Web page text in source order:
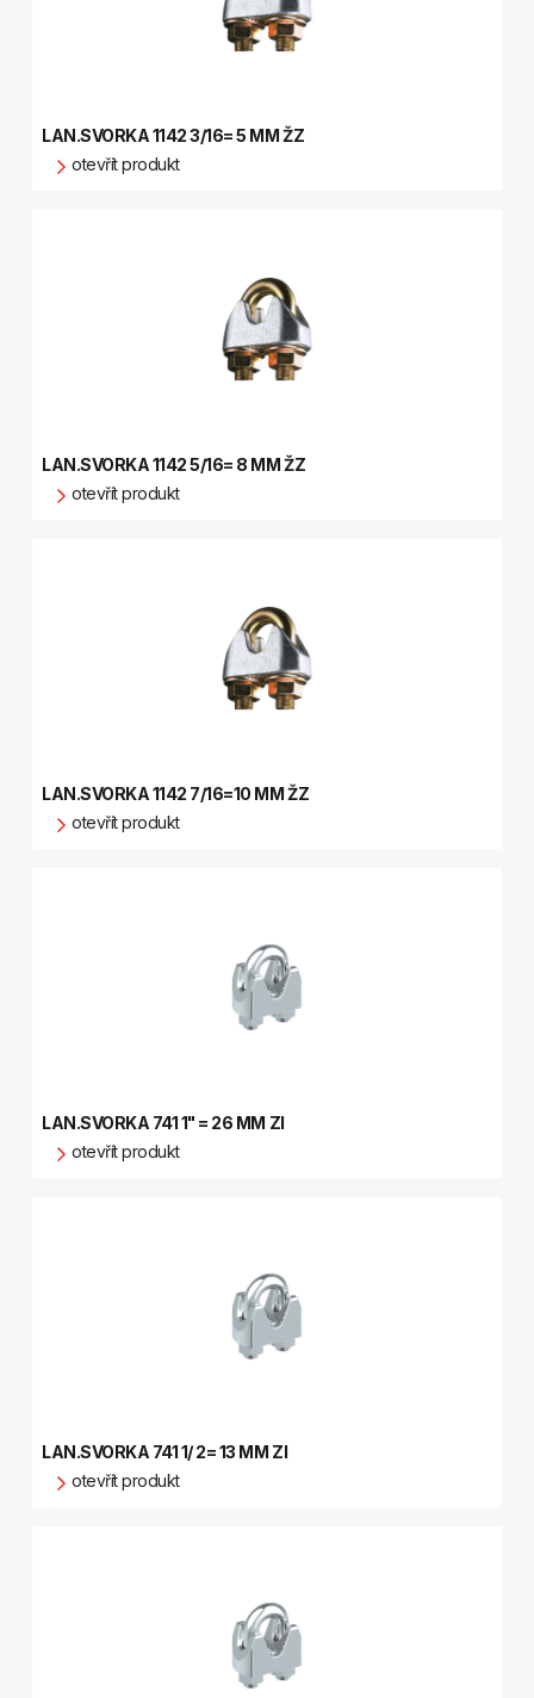
LAN.SVORKA 1142 3/16= 5 MM ŽZ
otevřít produkt
LAN.SVORKA 1142 5/16= 8 MM ŽZ
otevřít produkt
LAN.SVORKA 1142 7/16=10 MM ŽZ
otevřít produkt
LAN.SVORKA 741 1" = 26 MM ZI
otevřít produkt
LAN.SVORKA 741 1/ 2= 13 MM ZI
otevřít produkt